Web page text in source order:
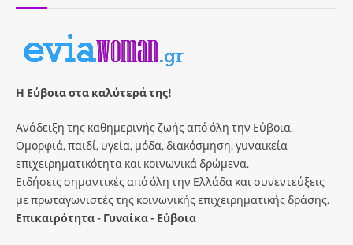
Η Εύβοια στα καλύτερά της!
Ανάδειξη της καθημερινής ζωής από όλη την Εύβοια.
Ομορφιά, παιδί, υγεία, μόδα, διακόσμηση, γυναικεία
επιχειρηματικότητα και κοινωνικά δρώμενα.
Ειδήσεις σημαντικές από όλη την Ελλάδα και συνεντεύξεις
με πρωταγωνιστές της κοινωνικής επιχειρηματικής δράσης.
Επικαιρότητα - Γυναίκα - Εύβοια